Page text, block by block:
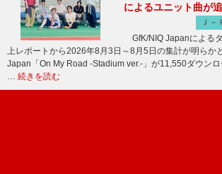
によるユニット曲が
Ｊ－
GfK/NIQ Japanによる
上レポートから2026年8月3日～8月5日の集計が明らか
Japan「On My Road -Stadium ver.-」が11,550ダウン
… 続きを読む